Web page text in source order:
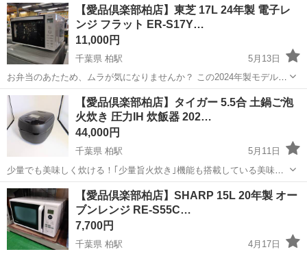
【愛品倶楽部柏店】東芝 17L 24年製 電子レ
ンジ フラット ER-S17Y…
11,000円
千葉県 柏駅
5月13日
お弁当のあたため、ムラが気になりませんか？ この2024年製モデルは
「絶対湿度センサー」を搭載！ 蒸気で見極めるから、ボタン一つで芯
までホカホカに仕上がります。 最大900Wのハイパワーで忙しい朝も
時短が叶いま...
千葉 柏市 柏駅 キッチン家電 インバーター
【愛品倶楽部柏店】タイガー 5.5合 土鍋ご泡
火炊き 圧力IH 炊飯器 202…
44,000円
千葉県 柏駅
5月11日
少量でも美味しく炊ける！｢少量旨火炊き｣機能も搭載している美味し
さに妥協しない炊飯器です。内釜は本物の土から出来た本土鍋を使用
しており､通常の金属鍋に比べ約4倍の遠赤効果によって､お米の甘みと
旨みをより引き出してくれます！ ...
千葉 柏市 柏駅 キッチン家電
【愛品倶楽部柏店】SHARP 15L 20年製 オー
ブンレンジ RE-S55C…
7,700円
千葉県 柏駅
4月17日